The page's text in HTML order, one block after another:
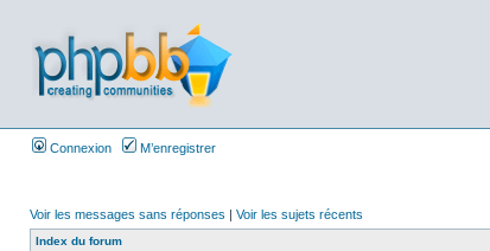
Connexion M’enregistrer
Voir les messages sans réponses | Voir les sujets récents
Index du forum